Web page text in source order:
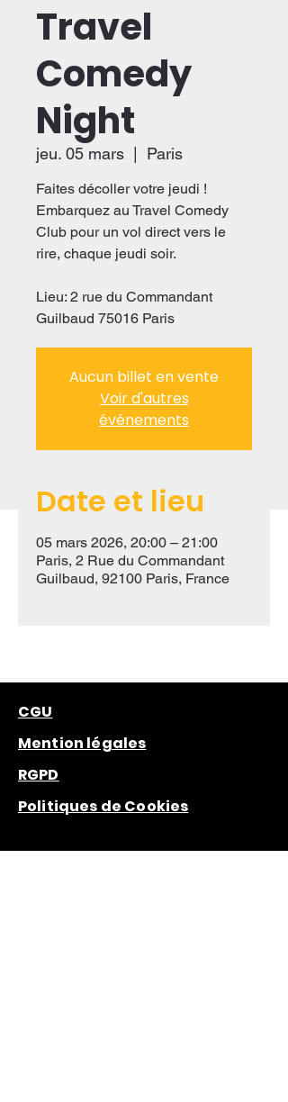
Travel
Comedy
Night
jeu. 05 mars
  |
Paris
Faites décoller votre jeudi !
Embarquez au Travel Comedy
Club pour un vol direct vers le
rire, chaque jeudi soir.
Lieu: 2 rue du Commandant
Guilbaud 75016 Paris
Aucun billet en vente
Voir d'autres
événements
Date et lieu
05 mars 2026, 20:00 – 21:00
Paris, 2 Rue du Commandant
Guilbaud, 92100 Paris, France
CGU
Mention légales
RGPD
Politiques de Cookies